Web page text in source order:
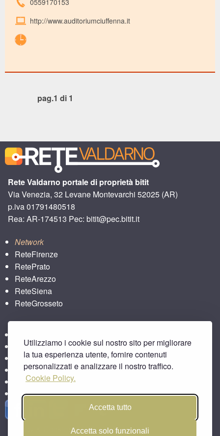
Utilizziamo i cookie sul nostro sito per migliorare
la tua esperienza utente, fornire contenuti
personalizzati e analizzare il nostro traffico.
Cookie Policy.
Accetta tutto
Accetta solo funzionali
http://www.auditoriumciuffenna.it
pag.1 di 1
Rete Valdarno portale di proprietà bitit
Via Venezia, 32 Levane Montevarchi 52025 (AR)
p.iva 01791480518
Rea: AR-174513 Pec: bitit@pec.bitit.it
Network
ReteFirenze
RetePrato
ReteArezzo
ReteSiena
ReteGrosseto
ReteLpisa
ReteLlivorno
bitbar
Agriturismo e Toscana
Area Aziende Italiane
Privacy & Cookies